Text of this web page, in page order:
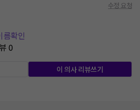
수정 요청
름확인
0
이 의사 리뷰쓰기